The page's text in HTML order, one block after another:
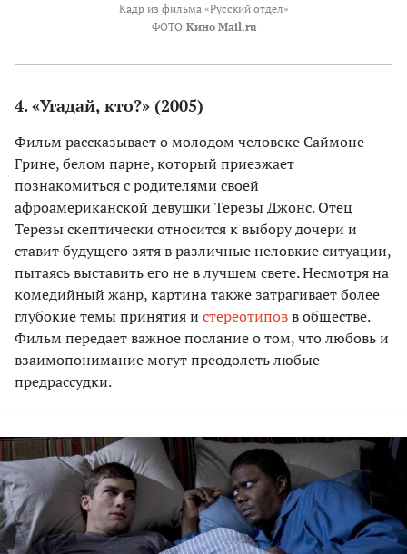
Кадр из фильма «Русский отдел»
ФОТО Кино Mail.ru
4. «Угадай, кто?» (2005)
Фильм рассказывает о молодом человеке Саймоне
Грине, белом парне, который приезжает
познакомиться с родителями своей
афроамериканской девушки Терезы Джонс. Отец
Терезы скептически относится к выбору дочери и
ставит будущего зятя в различные неловкие ситуации,
пытаясь выставить его не в лучшем свете. Несмотря на
комедийный жанр, картина также затрагивает более
глубокие темы принятия и стереотиповв обществе.
Фильм передает важное послание о том, что любовь и
взаимопонимание могут преодолеть любые
предрассудки.